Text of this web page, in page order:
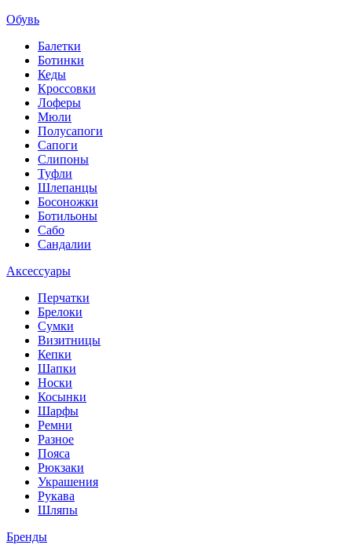
Обувь
Балетки
Ботинки
Кеды
Кроссовки
Лоферы
Мюли
Полусапоги
Сапоги
Слипоны
Туфли
Шлепанцы
Босоножки
Ботильоны
Сабо
Сандалии
Аксессуары
Перчатки
Брелоки
Сумки
Визитницы
Кепки
Шапки
Носки
Косынки
Шарфы
Ремни
Разное
Пояса
Рюкзаки
Украшения
Рукава
Шляпы
Бренды